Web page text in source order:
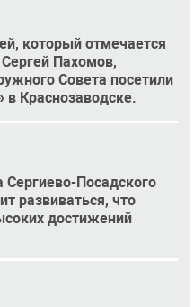
который отмечается
Пахомов,
Совета посетили
Краснозаводске.
Сергиево-Посадского
развиваться, что
достижений